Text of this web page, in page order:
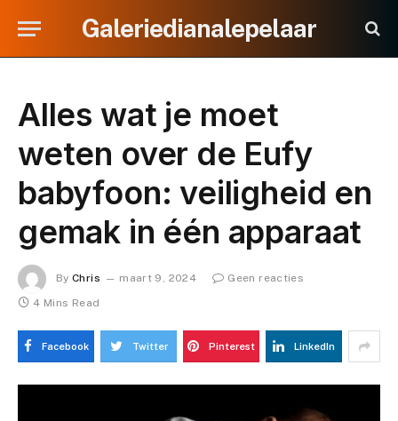
Galeriedianalepelaar
Alles wat je moet
weten over de Eufy
babyfoon: veiligheid en
gemak in één apparaat
By Chris maart 9, 2024
Geen reacties
4 Mins Read
Facebook Twitter Pinterest LinkedIn